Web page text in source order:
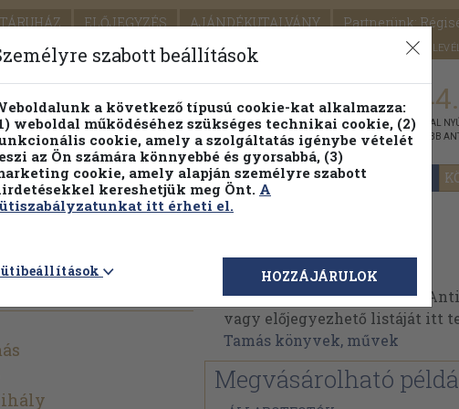
ELŐJEGYZÉS AJÁNDÉKUTALVÁNY Partnerünk:
SEGÍTSÉG
PILLANATNYI ÁRAINK FENNTARTHATÓ OLVASMÁNYOK
Részletes kereső Témaköri fa
KIADVÁNNYAL
LEGNAGYOBB
Vitray Tamás
Vitray Tamás műveinek az
vagy előjegyezhető listáját itt
Tamás könyvek, művek
Megvásárolható
szabott beállítások
a következő típusú cookie-kat alkalmazza:
weboldal működéséhez szükséges technikai cookie, (2)
cookie, amely a szolgáltatás igénybe vételét
az Ön számára könnyebbé és gyorsabbá, (3)
cookie, amely alapján személyre szabott
kereshetjük meg Önt. A
itt érheti el.
HOZZÁJÁRULOK